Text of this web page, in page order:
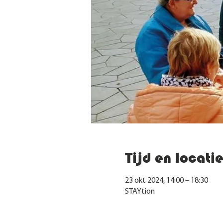
Tijd en locatie
23 okt 2024, 14:00 – 18:30
STAYtion